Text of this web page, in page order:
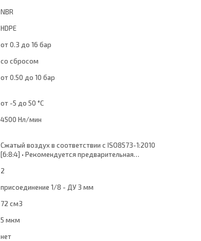
NBR
HDPE
от 0.3 до 16 бар
со сбросом
от 0.50 до 10 бар
от -5 до 50 °C
4500 Нл/мин
Сжатый воздух в соответствии с ISO8573-1:2010
[6:8:4] • Рекомендуется предварительная
[6:8:4]
2
присоединение 1/8 - ДУ 3 мм
72 см3
5 мкм
нет